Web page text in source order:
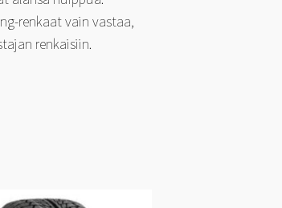
renkaat vain vastaa,
renkaisiin.